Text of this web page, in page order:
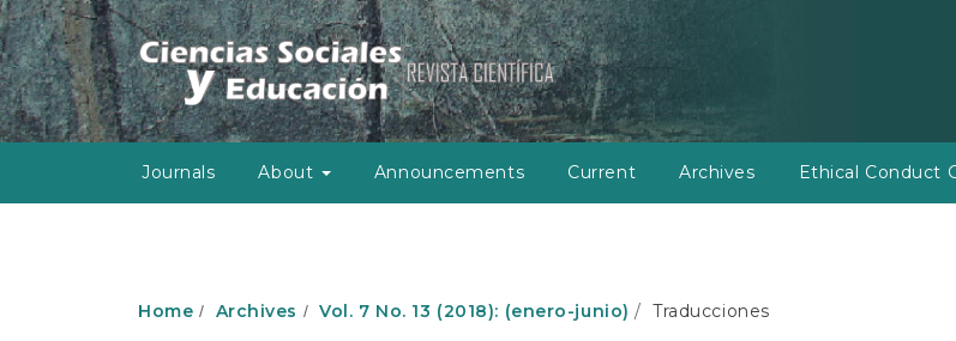
M
a
i
n
N
a
g
Journals About Announcements Current Archives Ethical Conduct
Home Archives Vol. 7 No. 13 (2018): (enero-junio) Traducciones